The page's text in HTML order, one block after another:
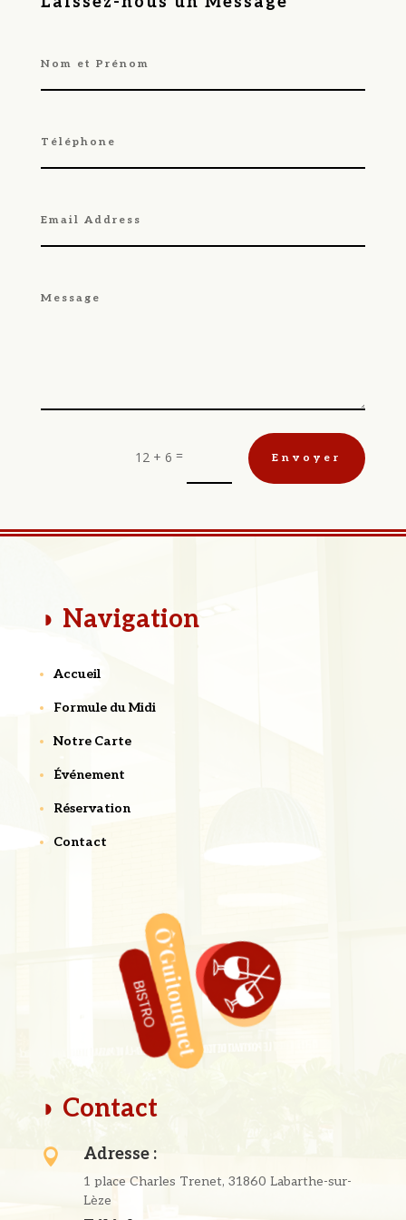
12 + 6 = Envoyer
◗ Navigation
Accueil
Formule du Midi
Notre Carte
Événement
Réservation
Contact
◗ Contact
 Adresse :
1 place Charles Trenet, 31860 Labarthe-sur-
Lèze